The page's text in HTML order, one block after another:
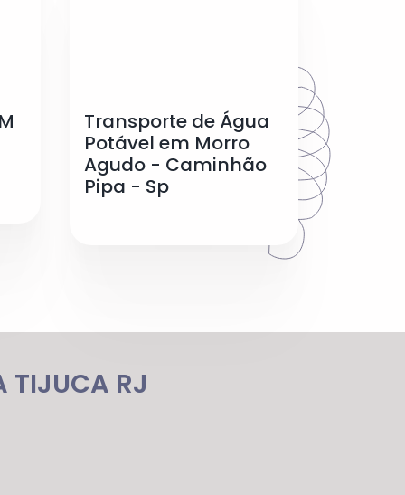
Transporte de Água
Potável em Morro
Agudo - Caminhão
Pipa - Sp
TIJUCA RJ